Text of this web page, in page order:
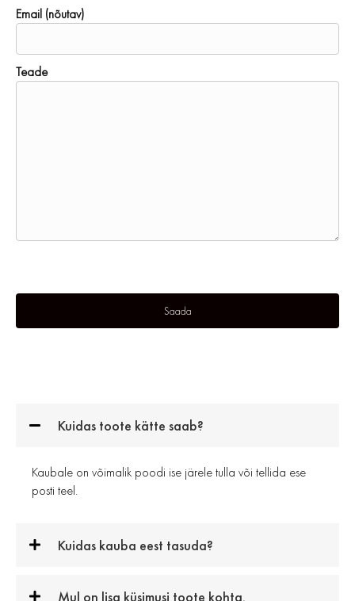
Email (nõutav)
Teade
Kuidas toote kätte saab?
Kaubale on võimalik poodi ise järele tulla või tellida ese
posti teel.
Kuidas kauba eest tasuda?
Mul on lisa küsimusi toote kohta.